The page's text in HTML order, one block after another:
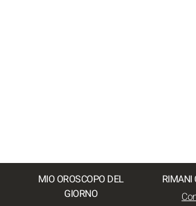
MIO OROSCOPO DEL
GIORNO
RIMANI